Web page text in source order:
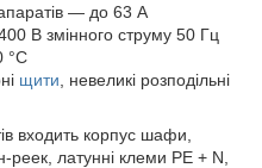
— до 63 А
В змінного струму 50 Гц
°C
щити , невеликі розподільні
входить корпус шафи,
латунні клеми PE + N,